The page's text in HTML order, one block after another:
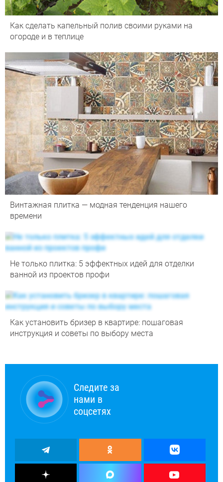
Как сделать капельный полив своими руками на
огороде и в теплице
Винтажная плитка — модная тенденция нашего
времени
Не только плитка: 5 эффектных идей для отделки
ванной из проектов профи
Как установить бризер в квартире: пошаговая
инструкция и советы по выбору места
Следите за
нами в
соцсетях